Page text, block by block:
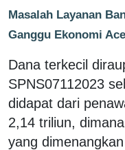
Masalah Layanan
Ganggu Ekonomi
Dana terkecil
SPNS07112023
didapat dari
2,14 triliun,
yang